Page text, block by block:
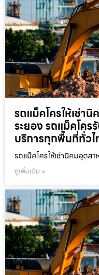
รถแม็คโครให้เช่า
ระยอง รถแม็คโคร
บริการทุกพื้นที่ทั่วไ
รถแม็คโครให้เช่านิคมอุตสา
ดูเพิ่มเติม »